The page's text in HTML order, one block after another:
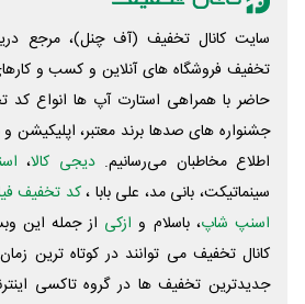
سایت کانال تخفیف (آف چنل)، مرجع
تخفیف فروشگاه های آنلاین و کسب و‌
حاضر با همراهی استارت آپ ها انواع کد
جشنواره های صدها برند معتبر، اپلیکیشن و
اطلاع مخاطبان می‌رسانیم. دیجی کالا،
سینماتیکت، بانی مد، علی‌ بابا ،کد تخفیف
اسنپ شاپ، باسلام و ازکی از جمله این
کانال تخفیف می توانند در کوتاه ترین
جدیدترین تخفیف ها در گروه تاکسی